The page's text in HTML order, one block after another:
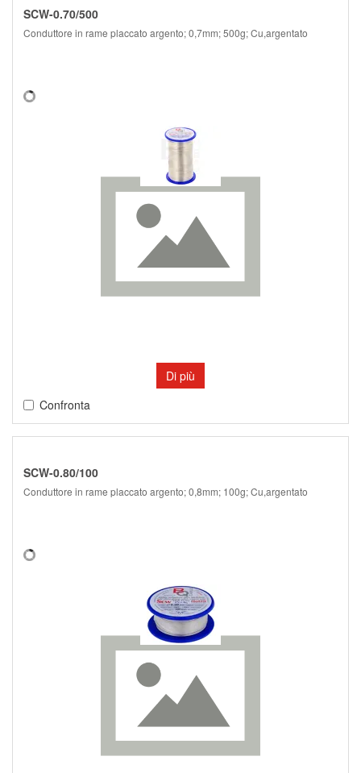
SCW-0.70/500
Conduttore in rame placcato argento; 0,7mm; 500g; Cu,argentato
Di più
Confronta
SCW-0.80/100
Conduttore in rame placcato argento; 0,8mm; 100g; Cu,argentato